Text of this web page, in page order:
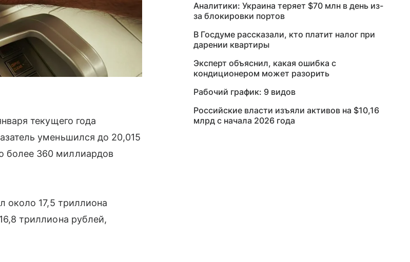
текущего года
уменьшился до 20,015
более 360 миллиардов
около 17,5 триллиона
триллиона рублей,
Аналитики: Украина теряет $70 млн в день из-
за блокировки портов
В Госдуме рассказали, кто платит налог при
дарении квартиры
Эксперт объяснил, какая ошибка с
кондиционером может разорить
Рабочий график: 9 видов
Российские власти изъяли активов на $10,16
млрд с начала 2026 года